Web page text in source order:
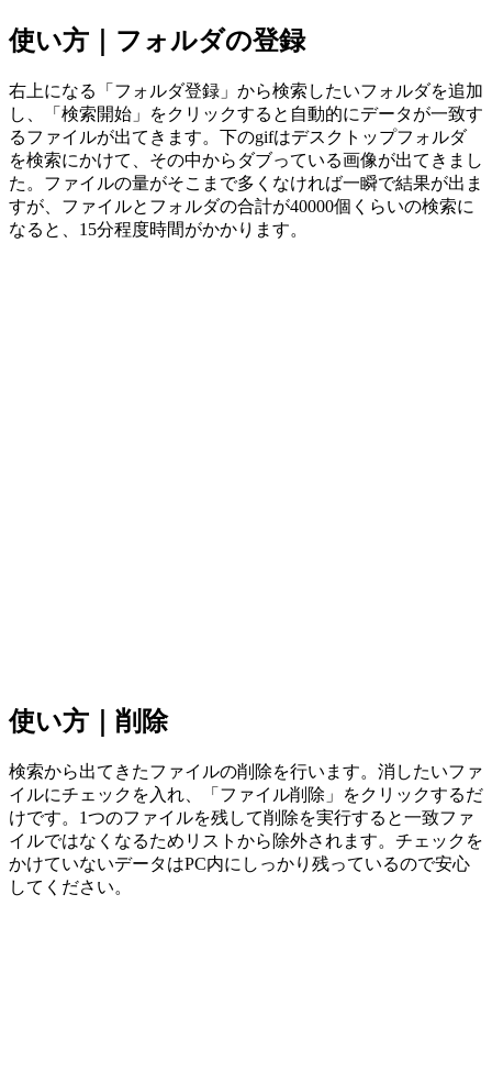
使い方｜フォルダの登録
右上になる「フォルダ登録」から検索したいフォルダを追加
し、「検索開始」をクリックすると自動的にデータが一致す
るファイルが出てきます。下のgifはデスクトップフォルダ
を検索にかけて、その中からダブっている画像が出てきまし
た。ファイルの量がそこまで多くなければ一瞬で結果が出ま
すが、ファイルとフォルダの合計が40000個くらいの検索に
なると、15分程度時間がかかります。
使い方｜削除
検索から出てきたファイルの削除を行います。消したいファ
イルにチェックを入れ、「ファイル削除」をクリックするだ
けです。1つのファイルを残して削除を実行すると一致ファ
イルではなくなるためリストから除外されます。チェックを
かけていないデータはPC内にしっかり残っているので安心
してください。